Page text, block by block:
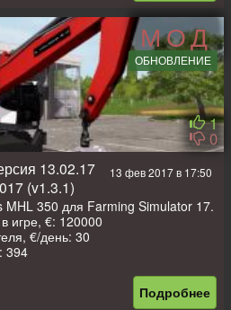
работают
МОД
ОБНОВЛЕНИЕ
1
0
13 фев 2017 в 17:50
13.02.17
(v1.3.1)
MHL 350 для Farming Simulator 17.
игре, €: 120000
€/день: 30
394
Подробнее